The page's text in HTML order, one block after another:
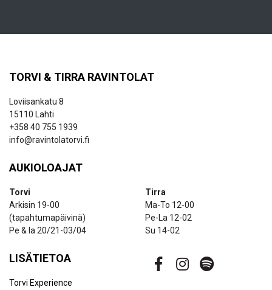
TORVI & TIRRA RAVINTOLAT
Loviisankatu 8
15110 Lahti
+358 40 755 1939
info@ravintolatorvi.fi
AUKIOLOAJAT
Torvi
Arkisin 19-00
(tapahtumapäivinä)
Pe & la 20/21-03/04
Tirra
Ma-To 12-00
Pe-La 12-02
Su 14-02
LISÄTIETOA
Torvi Experience